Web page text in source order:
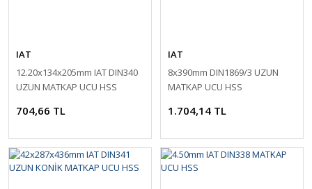
IAT
12.20x134x205mm IAT DIN340
UZUN MATKAP UCU HSS
704,66 TL
IAT
8x390mm DIN1869/3 UZUN
MATKAP UCU HSS
1.704,14 TL